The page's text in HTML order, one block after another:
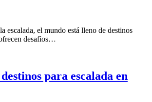
escalada, el mundo está lleno de destinos
desafíos…
para escalada en